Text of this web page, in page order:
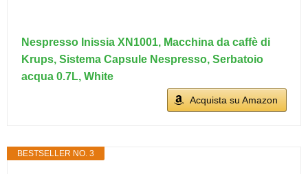
Nespresso Inissia XN1001, Macchina da caffè di
Krups, Sistema Capsule Nespresso, Serbatoio
acqua 0.7L, White
Acquista su Amazon
BESTSELLER NO. 3